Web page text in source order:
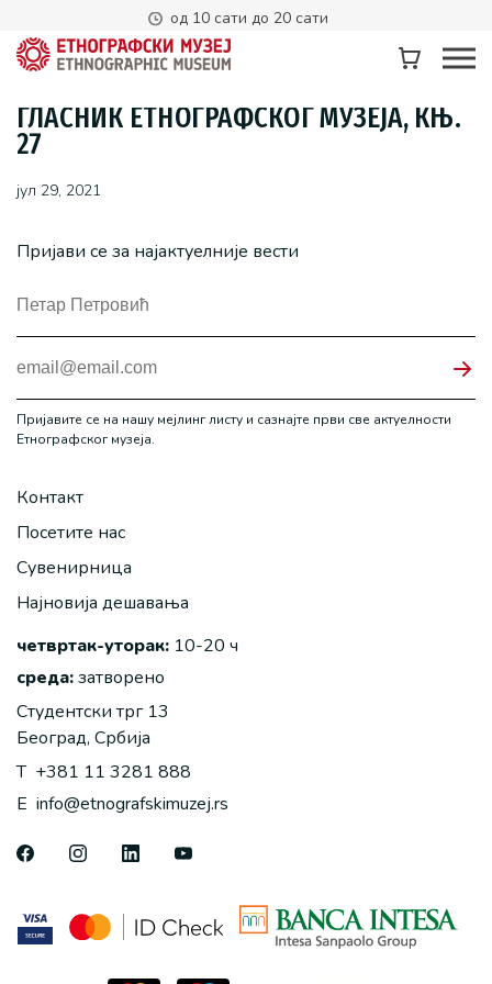
од 10 сати до 20 сати
ГЛАСНИК ЕТНОГРАФСКОГ МУЗЕЈА, КЊ.
27
јул 29, 2021
Пријави се за најактуелније вести
Пријавите се на нашу мејлинг листу и сазнајте први све актуелности
Етнографског музеја.
Контакт
Посетите нас
Сувенирница
Најновија дешавања
четвртак-уторак: 10-20 ч
среда:затворено
Студентски трг 13
Београд, Србија
T +381 11 3281 888
E info@etnografskimuzej.rs